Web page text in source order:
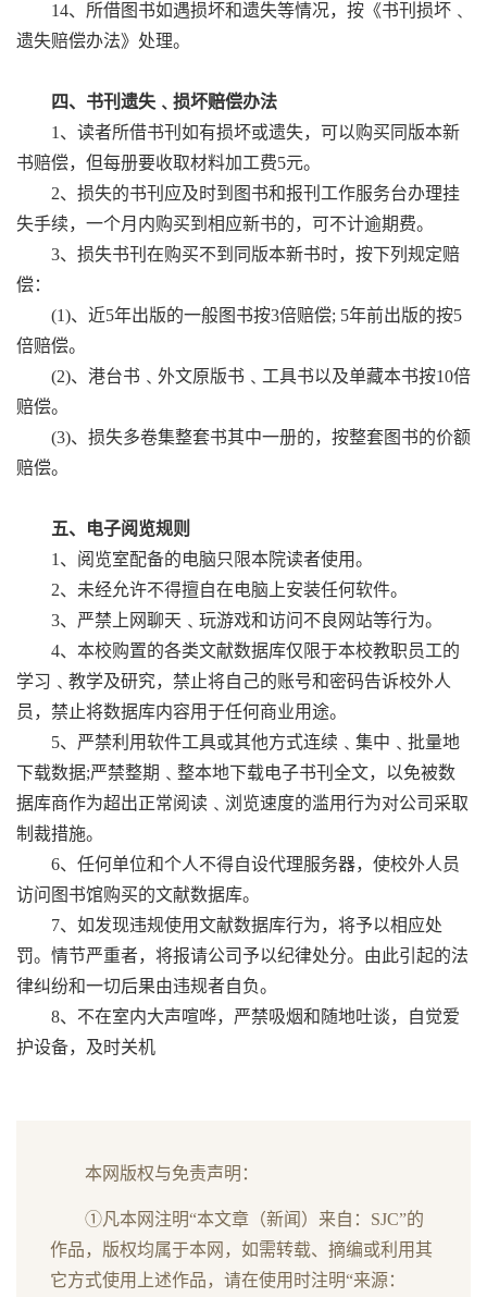
14、所借图书如遇损坏和遗失等情况，按《书刊损坏﹑
遗失赔偿办法》处理。
四、书刊遗失﹑损坏赔偿办法
1、读者所借书刊如有损坏或遗失，可以购买同版本新
书赔偿，但每册要收取材料加工费5元。
2、损失的书刊应及时到图书和报刊工作服务台办理挂
失手续，一个月内购买到相应新书的，可不计逾期费。
3、损失书刊在购买不到同版本新书时，按下列规定赔
偿：
(1)、近5年出版的一般图书按3倍赔偿; 5年前出版的按5
倍赔偿。
(2)、港台书﹑外文原版书﹑工具书以及单藏本书按10倍
赔偿。
(3)、损失多卷集整套书其中一册的，按整套图书的价额
赔偿。
五、电子阅览规则
1、阅览室配备的电脑只限本院读者使用。
2、未经允许不得擅自在电脑上安装任何软件。
3、严禁上网聊天﹑玩游戏和访问不良网站等行为。
4、本校购置的各类文献数据库仅限于本校教职员工的
学习﹑教学及研究，禁止将自己的账号和密码告诉校外人
员，禁止将数据库内容用于任何商业用途。
5、严禁利用软件工具或其他方式连续﹑集中﹑批量地
下载数据;严禁整期﹑整本地下载电子书刊全文，以免被数
据库商作为超出正常阅读﹑浏览速度的滥用行为对公司采取
制裁措施。
6、任何单位和个人不得自设代理服务器，使校外人员
访问图书馆购买的文献数据库。
7、如发现违规使用文献数据库行为，将予以相应处
罚。情节严重者，将报请公司予以纪律处分。由此引起的法
律纠纷和一切后果由违规者自负。
8、不在室内大声喧哗，严禁吸烟和随地吐谈，自觉爱
护设备，及时关机
本网版权与免责声明：
①凡本网注明“本文章（新闻）来自：SJC”的
作品，版权均属于本网，如需转载、摘编或利用其
它方式使用上述作品，请在使用时注明“来源：